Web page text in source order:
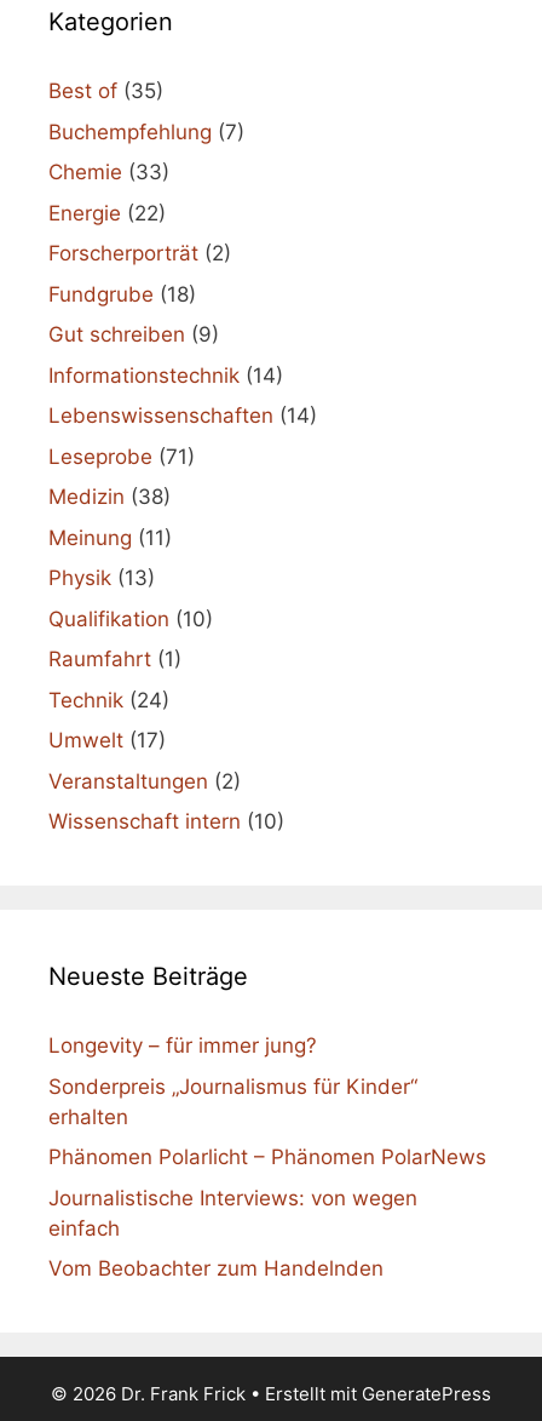
Kategorien
Best of (35)
Buchempfehlung (7)
Chemie (33)
Energie (22)
Forscherporträt (2)
Fundgrube (18)
Gut schreiben (9)
Informationstechnik (14)
Lebenswissenschaften (14)
Leseprobe (71)
Medizin (38)
Meinung (11)
Physik (13)
Qualifikation (10)
Raumfahrt (1)
Technik (24)
Umwelt (17)
Veranstaltungen (2)
Wissenschaft intern (10)
Neueste Beiträge
Longevity – für immer jung?
Sonderpreis „Journalismus für Kinder“
erhalten
Phänomen Polarlicht – Phänomen PolarNews
Journalistische Interviews: von wegen
einfach
Vom Beobachter zum Handelnden
© 2026 Dr. Frank Frick • Erstellt mit GeneratePress